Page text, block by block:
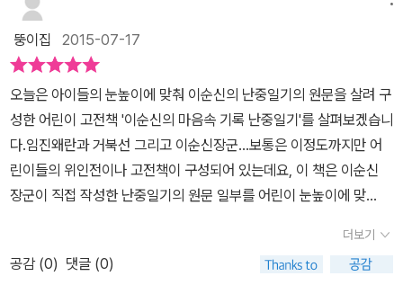
게 다가왔습니다.이순신 장군은 임진왜란을 미리 준비하였지요. 처음
에는 유명한 장군이 아니었지만 당시 우의정이었던류성룡이 전라좌
수사로 선조에게 추천하여 전라좌수사에 임명되었고 1년 조금 넘게
전쟁을 준비하여왜군과 맞서게 됩니다.그때부터 이순신은 난중일기
를 썻고 '전란 중에 쓴 일기'라는 뜻입니다.1권이 아니라 7권의 일기를
썼는데 연도별로 구별해서 제목을 붙였다고해요.일기에는 전투에 필
요한 정보와 전쟁상황,자신의 감정까지 구체적으로 기록하였지요.이
렇게 꾸준히 일기를 쓰는게 힘들텐데 이렇게 이순신의 일기를통해그
당시 상황과 역사를 알 수 있게 하니 기록의 중요성도 다시금 느끼게
뚱이집 2015-07-17
오늘은 아이들의 눈높이에 맞춰 이순신의 난중일기의 원문을 살려 구
성한 어린이 고전책 '이순신의 마음속 기록 난중일기'를 살펴보겠습니
다.임진왜란과 거북선 그리고 이순신장군...보통은 이정도까지만 어
린이들의 위인전이나 고전책이 구성되어 있는데요, 이 책은 이순신
장군이 직접 작성한 난중일기의 원문 일부를 어린이 눈높이에 맞
의 삶까지도 함께 알아 나가도록 해주고 있습니다.본문에 들어가기에
앞서 저자는 '작가의 말'을 통해 오늘날 난중일기를 읽어야 하는 이유
더보기
공감 (0) 댓글 (0)